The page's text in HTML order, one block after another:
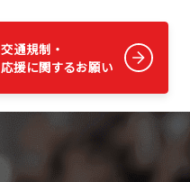
交通規制・
応援に関するお願い